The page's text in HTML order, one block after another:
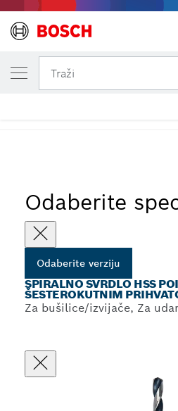
Traži
Odaberite
Odaberite verziju
SPIRALNO SVRDLO HSS
ŠESTEROKUTNIM
Za bušilice/izvijače, Za
VAŠA ODABRANA VERZIJA
Spiralno svrdlo HSS
prihvatom